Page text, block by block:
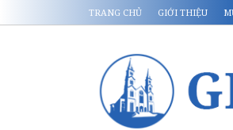
TRANG CHỦ GIỚI THIỆU